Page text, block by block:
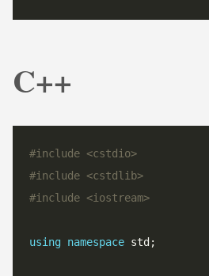
C++
#include <cstdio>
#include <cstdlib>
#include <iostream>
using namespace std;